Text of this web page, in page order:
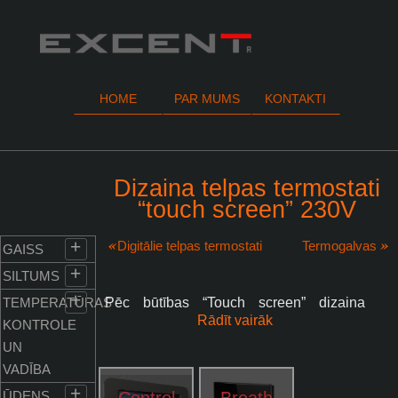
HOME PAR MUMS KONTAKTI
Dizaina telpas termostati
“touch screen” 230V
Digitālie telpas termostati Termogalvas
GAISS +
SILTUMS +
TEMPERATŪRAS
KONTROLE
UN
VADĪBA
+
+
Pēc būtības “Touch screen” dizaina
telpas termostati ir digitālās klases
termostatiem raksturīgākajām īpašībām
un tehniskajām iespējām. Viena no
Rādīt vairāk